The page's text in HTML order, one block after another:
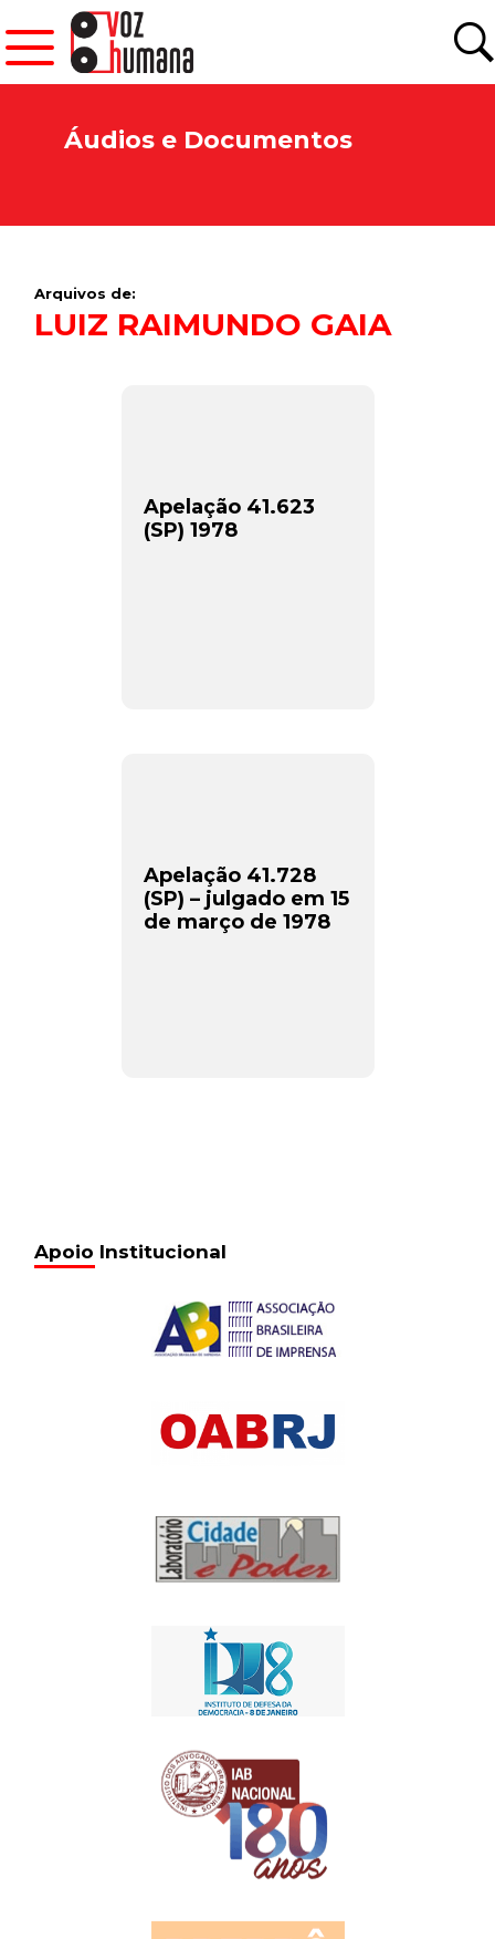
Áudios e Documentos
Arquivos de:
LUIZ RAIMUNDO GAIA
Apelação 41.623
(SP) 1978
Apelação 41.728
(SP) – julgado em 15
de março de 1978
Apoio Institucional